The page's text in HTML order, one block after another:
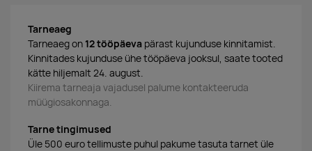
Tarneaeg
Tarneaeg on 12 tööpäeva pärast kujunduse kinnitamist.
Kinnitades kujunduse ühe tööpäeva jooksul, saate tooted
kätte hiljemalt 24. august.
Kiirema tarneaja vajadusel palume kontakteeruda
müügiosakonnaga.
Tarne tingimused
Üle 500 euro tellimuste puhul pakume tasuta tarnet üle